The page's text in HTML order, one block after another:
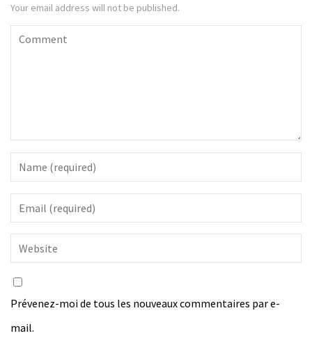
Your email address will not be published.
Prévenez-moi de tous les nouveaux commentaires par e-
mail.